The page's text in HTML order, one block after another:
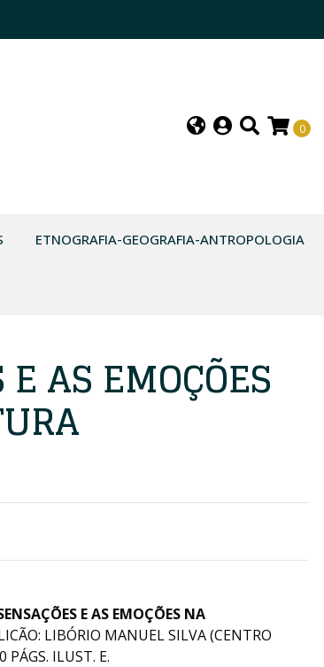
0
ETNOGRAFIA-GEOGRAFIA-ANTROPOLOGIA
AS EMOÇÕES
E AS EMOÇÕES NA
LIBÓRIO MANUEL SILVA (CENTRO
ILUST. E.